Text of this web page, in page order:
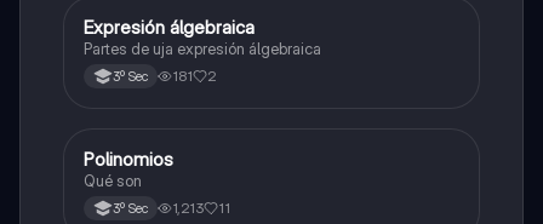
Matemáticas
Expresión álgebraica
Partes de uja expresión álgebraica
3º Sec 181 2
Matemáticas
Polinomios
Qué son
3º Sec 1,213 11